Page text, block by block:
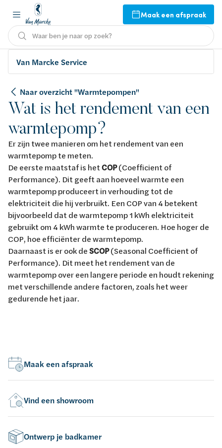
Maak een afspraak
Waar ben je naar op zoek?
Van Marcke Service
Naar overzicht "Warmtepompen"
Wat is het rendement van een
warmtepomp?
Er zijn twee manieren om het rendement van een
warmtepomp te meten.
De eerste maatstaf is hetCOP(Coefficient of
Performance). Dit geeft aan hoeveel warmte een
warmtepomp produceert in verhouding tot de
elektriciteit die hij verbruikt. Een COP van 4 betekent
bijvoorbeeld dat de warmtepomp 1 kWh elektriciteit
gebruikt om 4 kWh warmte te produceren. Hoe hoger de
COP, hoe efficiënter de warmtepomp.
Daarnaast is er ook deSCOP(Seasonal Coefficient of
Performance). Dit meet het rendement van de
warmtepomp over een langere periode en houdt rekening
met verschillende andere factoren, zoals het weer
gedurende het jaar.
Maak een afspraak
Vind een showroom
Ontwerp je badkamer